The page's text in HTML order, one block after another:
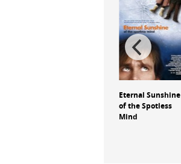
Eternal Sunshine
of the Spotless
Mind